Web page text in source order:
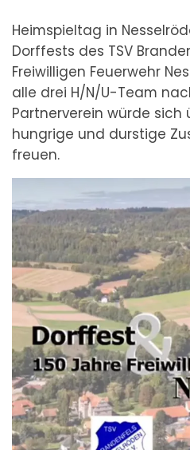
Heimspieltag in
Dorffests des TSV
Freiwilligen Feuerwehr
alle drei H/N/U-Team
Partnerverein würde sich
hungrige und durstige
freuen.